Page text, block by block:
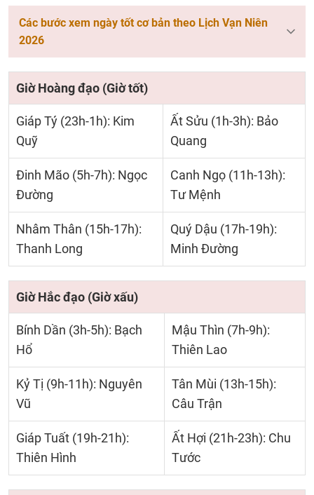
Các bước xem ngày tốt cơ bản theo Lịch Vạn Niên
2026
Giờ Hoàng đạo (Giờ tốt)
Giáp Tý (23h-1h): Kim
Quỹ
Ất Sửu (1h-3h): Bảo
Quang
Đinh Mão (5h-7h): Ngọc
Đường
Canh Ngọ (11h-13h):
Tư Mệnh
Nhâm Thân (15h-17h):
Thanh Long
Quý Dậu (17h-19h):
Minh Đường
Giờ Hắc đạo (Giờ xấu)
Bính Dần (3h-5h): Bạch
Hổ
Mậu Thìn (7h-9h):
Thiên Lao
Kỷ Tị (9h-11h): Nguyên
Vũ
Tân Mùi (13h-15h):
Câu Trận
Giáp Tuất (19h-21h):
Thiên Hình
Ất Hợi (21h-23h): Chu
Tước